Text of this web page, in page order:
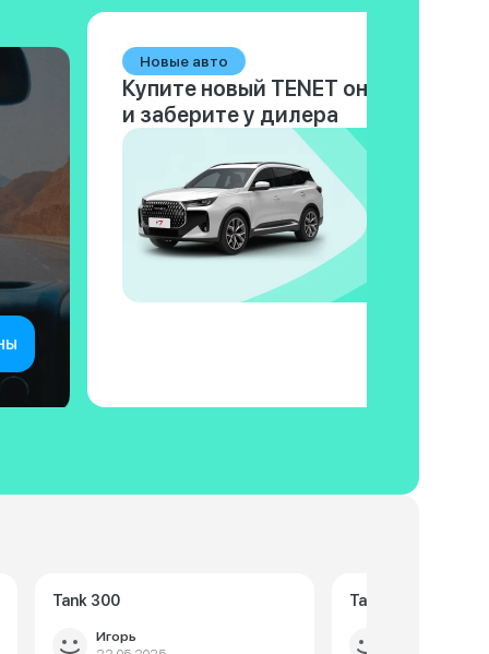
Новые авто
Купите новый TENET онлайн
и заберите у дилера
Tank 300
Игорь
Tank 300